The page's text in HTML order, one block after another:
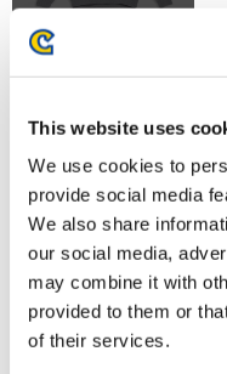
This website uses
We use cookies to
provide social media
We also share
our social media,
may combine it with
provided to them or
of their services.
PUMA X MONSTER
ヘザー / サイズM